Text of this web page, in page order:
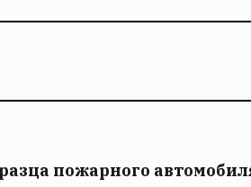
пожарного